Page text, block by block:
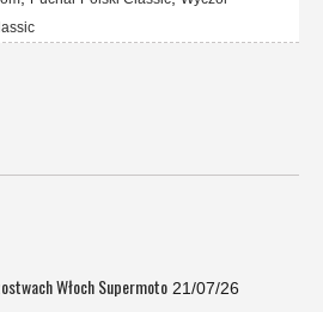
Włoch Supermoto 21/07/26